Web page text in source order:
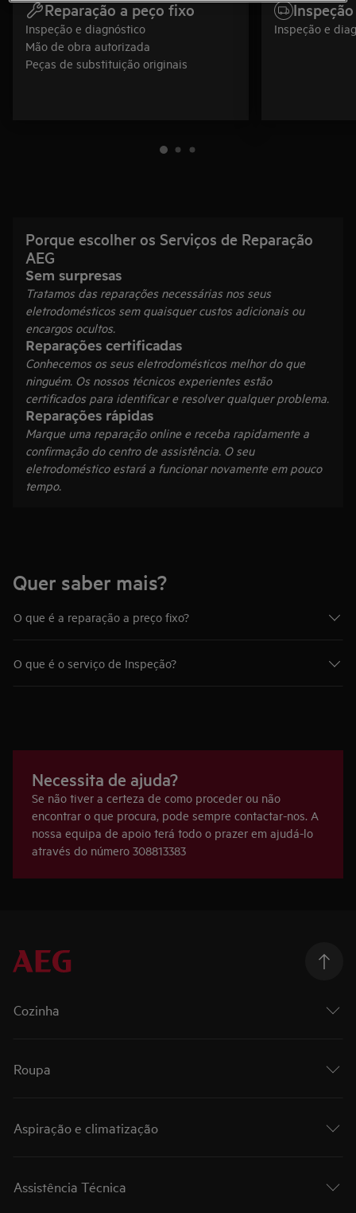
Reparação a peço fixo
Inspeção e diagnóstico
Mão de obra autorizada
Peças de substituição originais
Inspeção
Inspeção e
Porque escolher os Serviços de Reparação
AEG
Sem surpresas
Tratamos das reparações necessárias nos seus
eletrodomésticos sem quaisquer custos adicionais ou
encargos ocultos.
Reparações certificadas
Conhecemos os seus eletrodomésticos melhor do que
ninguém. Os nossos técnicos experientes estão
certificados para identificar e resolver qualquer problema.
Reparações rápidas
Marque uma reparação online e receba rapidamente a
confirmação do centro de assistência. O seu
eletrodoméstico estará a funcionar novamente em pouco
tempo.
Quer saber mais?
O que é a reparação a preço fixo?
O que é o serviço de Inspeção?
Necessita de ajuda?
Se não tiver a certeza de como proceder ou não
encontrar o que procura, pode sempre contactar-nos. A
nossa equipa de apoio terá todo o prazer em ajudá-lo
através do número 308813383
Cozinha
Roupa
Aspiração e climatização
Assistência Técnica